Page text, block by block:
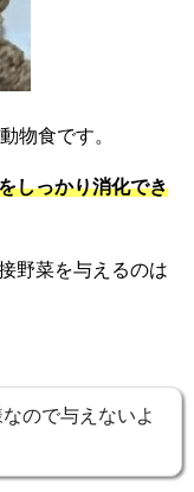
物食です。
しっかり消化でき
野菜を与えるのは
ので与えないよ